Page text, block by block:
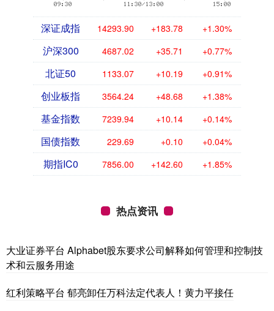
深证成指 14293.90 +183.78 +1.30%
沪深300 4687.02 +35.71 +0.77%
北证50 1133.07 +10.19 +0.91%
创业板指 3564.24 +48.68 +1.38%
基金指数 7239.94 +10.14 +0.14%
国债指数 229.69 +0.10 +0.04%
期指IC0 7856.00 +142.60 +1.85%
热点资讯
大业证券平台 Alphabet股东要求公司解释如何管理和控制技
术和云服务用途
红利策略平台 郁亮卸任万科法定代表人！黄力平接任